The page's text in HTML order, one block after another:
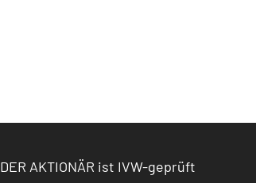
DER AKTIONÄR ist IVW-geprüft